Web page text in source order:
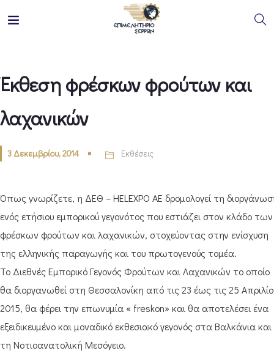
Έκθεση φρέσκων φρούτων και
λαχανικών
3 Δεκεμβρίου, 2014 Εκθέσεις
Όπως γνωρίζετε, η ΔΕΘ – HELEXPO ΑΕ δρομολογεί τη
ενός ετήσιου εμπορικού γεγονότος που εστιάζει στον κλάδο των
φρέσκων φρούτων και λαχανικών, στοχεύοντας στην ενίσχυση
της ελληνικής παραγωγής και του πρωτογενούς τομέα.
Το Διεθνές Εμπορικό Γεγονός Φρούτων και Λαχανικών το οποίο
θα διοργανωθεί στη Θεσσαλονίκη από τις 23 έως τις 25
2015, θα φέρει την επωνυμία « freskon» και θα αποτελέσει ένα
εξειδικευμένο και μοναδικό εκθεσιακό γεγονός στα Βαλκάνια και
τη Νοτιοανατολική Μεσόγειο.